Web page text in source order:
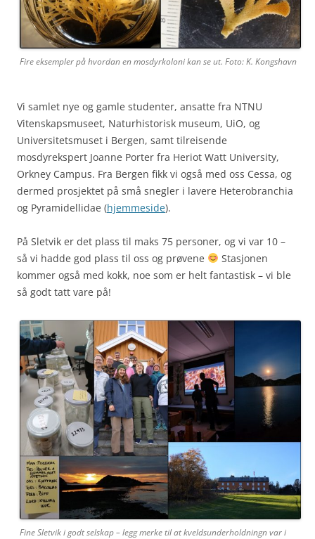
Fire eksempler på hvordan en mosdyrkoloni kan se ut. Foto: K. Kongshavn
Vi samlet nye og gamle studenter, ansatte fra NTNU
Vitenskapsmuseet, Naturhistorisk museum, UiO, og
Universitetsmuset i Bergen, samt tilreisende
mosdyrekspert Joanne Porter fra Heriot Watt University,
Orkney Campus. Fra Bergen fikk vi også med oss Cessa, og
dermed prosjektet på små snegler i lavere Heterobranchia
og Pyramidellidae (hjemmeside).
På Sletvik er det plass til maks 75 personer, og vi var 10 –
så vi hadde god plass til oss og prøvene
Stasjonen
kommer også med kokk, noe som er helt fantastisk – vi ble
så godt tatt vare på!
Fine Sletvik i godt selskap – legg merke til at kveldsunderholdningn var i